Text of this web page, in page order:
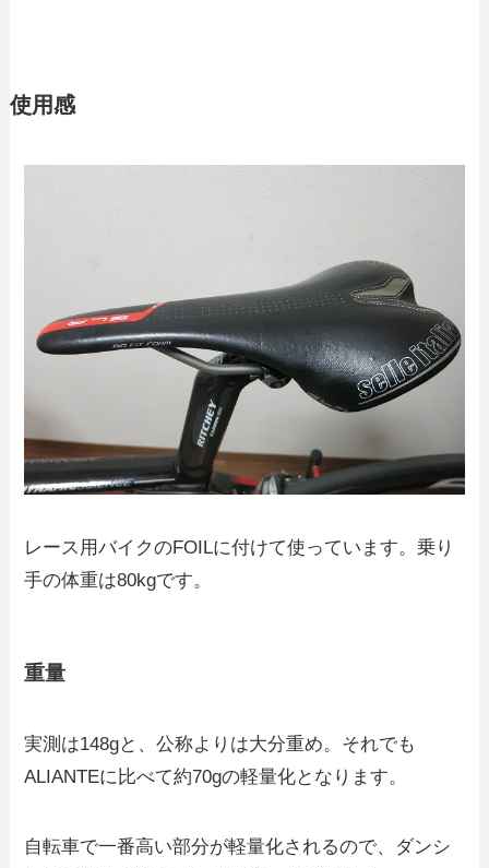
使用感
レース用バイクのFOILに付けて使っています。乗り
手の体重は80kgです。
重量
実測は148gと、公称よりは大分重め。それでも
ALIANTEに比べて約70gの軽量化となります。
自転車で一番高い部分が軽量化されるので、ダンシ